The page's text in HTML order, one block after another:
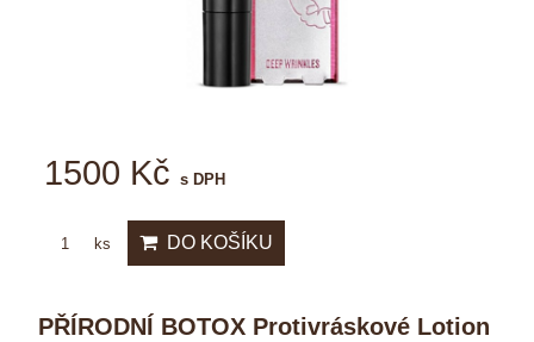
1500 Kč s DPH
ks DO KOŠÍKU
PŘÍRODNÍ BOTOX Protivráskové Lotion